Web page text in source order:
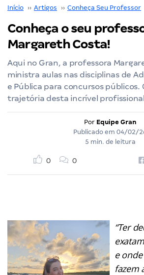
Início ›› Artigos ›› Conheça Seu Professor
Conheça o seu
Margareth Costa!
Aqui no Gran, a professora
ministra aulas nas disciplinas de
e Pública para concursos públicos.
trajetória desta incrível
Por Equipe Gran
Publicado em 04/02/
5 min. de leitura
0 0
“Ter
e
fazem